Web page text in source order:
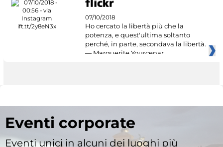
07/10/2018
Ho cercato la libertà più che la
potenza, e quest'ultima soltanto
perché, in parte, secondava la libertà.
— Marguerite Yourcenar
Eventi corporate
Eventi unici in alcuni dei luoghi più